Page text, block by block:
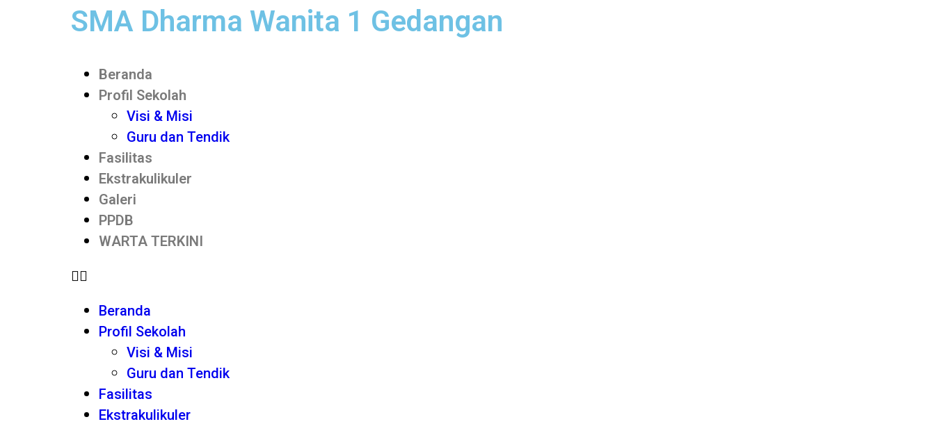
SMA Dharma Wanita 1 Gedangan
Beranda
Profil Sekolah
Visi & Misi
Guru dan Tendik
Fasilitas
Ekstrakulikuler
Galeri
PPDB
WARTA TERKINI
Beranda
Profil Sekolah
Visi & Misi
Guru dan Tendik
Fasilitas
Ekstrakulikuler